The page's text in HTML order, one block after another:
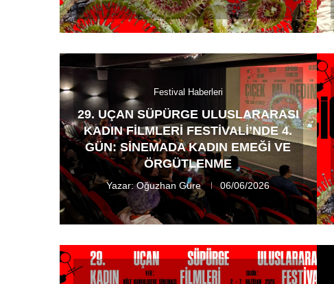
Festival Haberleri
29. UÇAN SÜPÜRGE ULUSLARARASI
KADIN FILMLERI FESTIVALI’NDE 4.
GÜN: SINEMADA KADIN EMEĞI VE
ÖRGÜTLENME
Yazar:Oğuzhan Güre 06/06/2026